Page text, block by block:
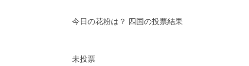
今日の花粉は？ 四国の投票結果
未投票